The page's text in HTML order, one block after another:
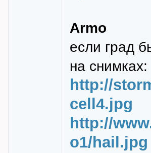
Armo
если град
на снимках:
http://
cell4.jpg
http://
o1/hail.jpg